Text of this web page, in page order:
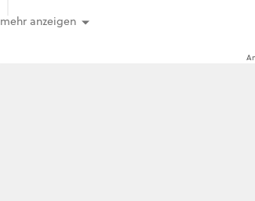
mehr anzeigen